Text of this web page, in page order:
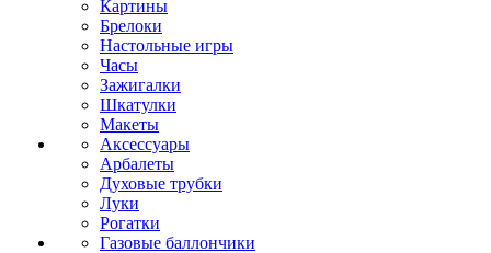
Картины
Брелоки
Настольные игры
Часы
Зажигалки
Шкатулки
Макеты
Аксессуары
Арбалеты
Духовые трубки
Луки
Рогатки
Газовые баллончики